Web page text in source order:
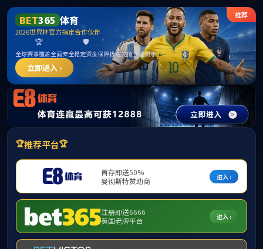
365英国上市公司(CHN-VIP认证)官网|Official
Website
提示：访问地址无效，allen-bradley-powerflex-70-20ae032c3aynnnc0
找不到对应的栏目！
首页